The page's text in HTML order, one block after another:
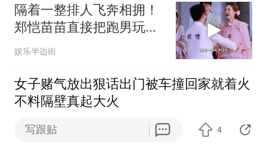
隔着一整排人飞奔相拥！
郑恺苗苗直接把跑男玩成
了恋综现场
娱乐半边街
女子赌气放出狠话出门被车撞回家就着火
不料隔壁真起大火
写跟贴 4